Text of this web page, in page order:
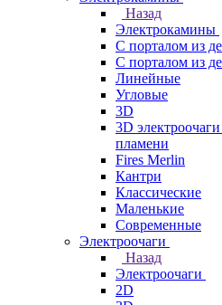
Назад
Электрокамины
С порталом из
С порталом из
Линейные
Угловые
3D
3D
пламени
Fires Merlin
Кантри
Классические
Маленькие
Современные
Электроочаги
Назад
Электроочаги
2D